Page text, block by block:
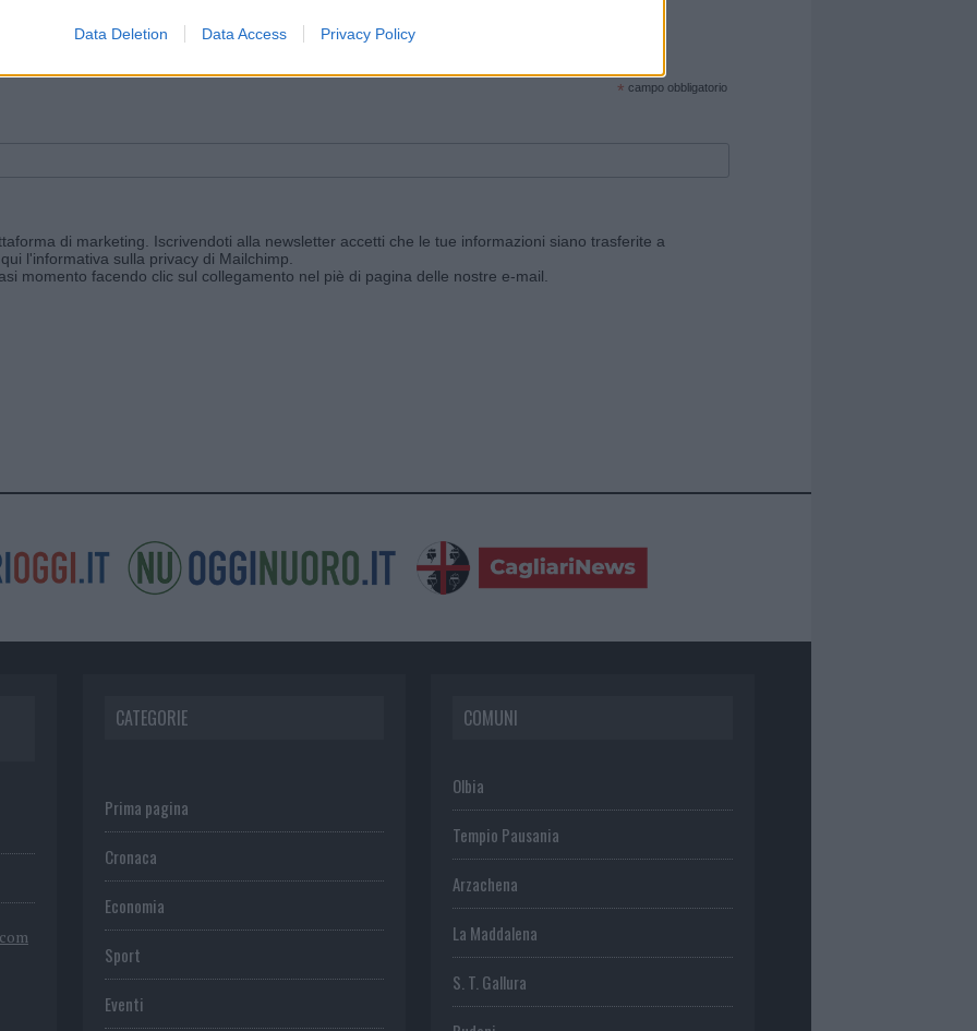
Data Deletion Data Access Privacy Policy
e ricevi le nostre email periodiche contenenti le ultime notizie pubblicate sul sito web!
* campo obbligatorio
di marketing. Iscrivendoti alla newsletter accetti che le tue informazioni siano trasferite a
l'informativa sulla privacy di Mailchimp
momento facendo clic sul collegamento nel piè di pagina delle nostre e-mail.
CATEGORIE
Prima pagina
Cronaca
Economia
Sport
Eventi
COMUNI
Olbia
Tempio Pausania
Arzachena
La Maddalena
S. T. Gallura